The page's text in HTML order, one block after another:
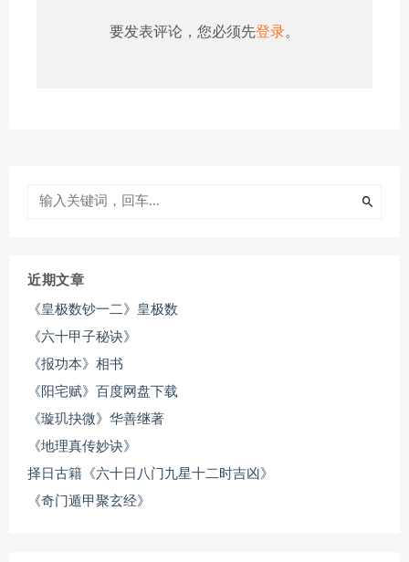
要发表评论，您必须先登录。
近期文章
《皇极数钞一二》皇极数
《六十甲子秘诀》
《报功本》相书
《阳宅赋》百度网盘下载
《璇玑抉微》华善继著
《地理真传妙诀》
择日古籍《六十日八门九星十二时吉凶》
《奇门遁甲聚玄经》